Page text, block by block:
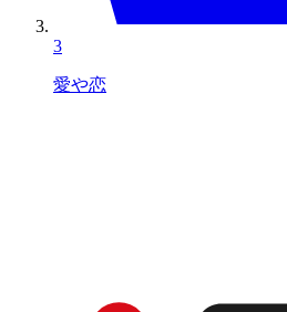
3
愛や恋